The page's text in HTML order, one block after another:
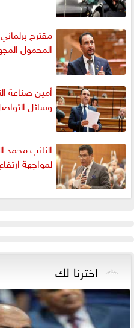
مقترح
المحمول
أمين صناعة
وسائل
النائب محمد
لمواجهة
اخترنا لك